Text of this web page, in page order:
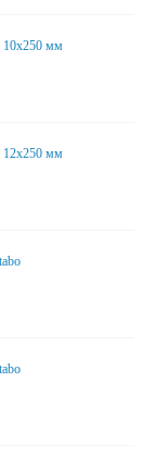
10x250 мм
12x250 мм